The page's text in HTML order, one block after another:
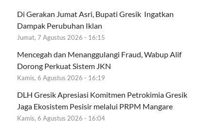
Di Gerakan Jumat Asri, Bupati Gresik Ingatkan
Dampak Perubuhan Iklan
Jumat, 7 Agustus 2026 - 16:15
Mencegah dan Menanggulangi Fraud, Wabup Alif
Dorong Perkuat Sistem JKN
Kamis, 6 Agustus 2026 - 16:19
DLH Gresik Apresiasi Komitmen Petrokimia Gresik
Jaga Ekosistem Pesisir melalui PRPM Mangare
Kamis, 6 Agustus 2026 - 16:04